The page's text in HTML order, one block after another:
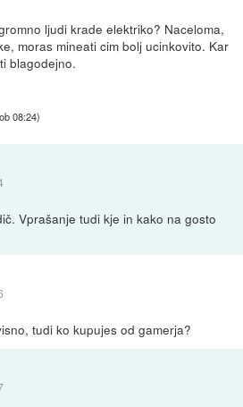
ljudi krade elektriko? Naceloma,
moras mineati cim bolj ucinkovito. Kar
blagodejno.
08:24)
Vprašanje tudi kje in kako na gosto
tudi ko kupujes od gamerja?